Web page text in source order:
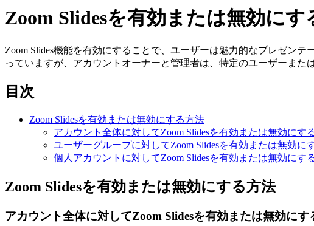
Zoom Slidesを有効または無効にす
Zoom Slides機能を有効にすることで、ユーザーは魅力的なプレゼン
っていますが、アカウントオーナーと管理者は、特定のユーザーまた
目次
Zoom Slidesを有効または無効にする方法
アカウント全体に対してZoom Slidesを有効または無効にす
ユーザーグループに対してZoom Slidesを有効または無効に
個人アカウントに対してZoom Slidesを有効または無効にす
Zoom Slidesを有効または無効にする方法
アカウント全体に対してZoom Slidesを有効または無効にす